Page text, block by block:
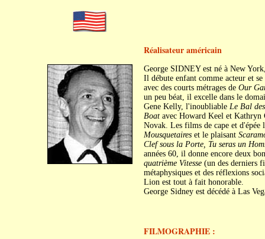
Réalisateur américain
George SIDNEY est né à New
Il débute enfant comme acteur et
avec des courts métrages de Our
un peu béat, il excelle dans le
Gene Kelly, l'inoubliable Le Bal
Boatavec Howard Keel et Kathryn
Novak. Les films de cape et d'épée
Mousquetaireset le plaisant
Clef sous la Porte, Tu seras un
années 60, il donne encore deux
quatrième Vitesse(un des derniers
métaphysiques et des réflexions
Lion est tout à fait honorable.
George Sidney est décédé à Las
FILMOGRAPHIE :